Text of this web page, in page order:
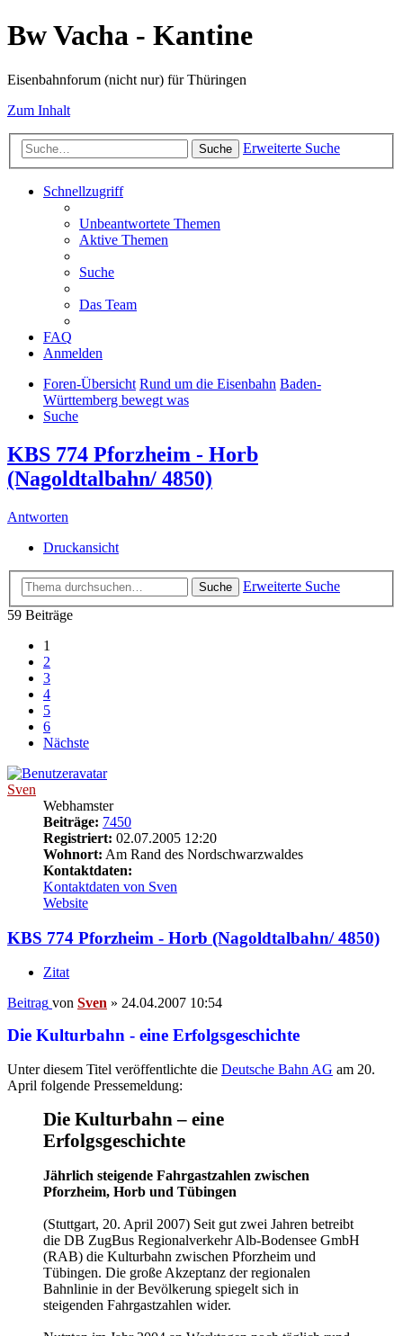
Bw Vacha - Kantine
Eisenbahnforum (nicht nur) für Thüringen
Zum Inhalt
Suche Erweiterte Suche
Schnellzugriff
Unbeantwortete Themen
Aktive Themen
Suche
Das Team
FAQ
Anmelden
Foren-Übersicht Rund um die Eisenbahn Baden-
Württemberg bewegt was
Suche
KBS 774 Pforzheim - Horb
(Nagoldtalbahn/ 4850)
Antworten
Druckansicht
Suche
Erweiterte Suche
59 Beiträge
1
2
3
4
5
6
Nächste
Sven
Webhamster
Beiträge: 7450
Registriert: 02.07.2005 12:20
Wohnort: Am Rand des Nordschwarzwaldes
Kontaktdaten:
Kontaktdaten von Sven
Website
KBS 774 Pforzheim - Horb (Nagoldtalbahn/ 4850)
Zitat
Beitrag von Sven » 24.04.2007 10:54
Die Kulturbahn - eine Erfolgsgeschichte
Unter diesem Titel veröffentlichte die Deutsche Bahn AG am 20.
April folgende Pressemeldung:
Die Kulturbahn – eine
Erfolgsgeschichte
Jährlich steigende Fahrgastzahlen zwischen
Pforzheim, Horb und Tübingen
(Stuttgart, 20. April 2007) Seit gut zwei Jahren betreibt
die DB ZugBus Regionalverkehr Alb-Bodensee GmbH
(RAB) die Kulturbahn zwischen Pforzheim und
Tübingen. Die große Akzeptanz der regionalen
Bahnlinie in der Bevölkerung spiegelt sich in
steigenden Fahrgastzahlen wider.